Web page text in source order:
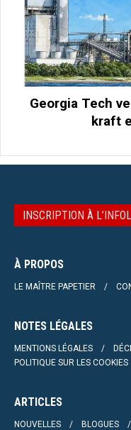
Georgia Tech
kraft
INSCRIPTION À
À PROPOS
LE MAÎTRE PAPETIER
NOTES LÉGALES
MENTIONS LÉGALES
POLITIQUE SUR LES COOKIES
ARTICLES
NOUVELLES BLOGUES